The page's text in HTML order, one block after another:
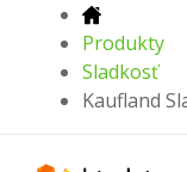
Produkty
Sladkosť
Kaufland